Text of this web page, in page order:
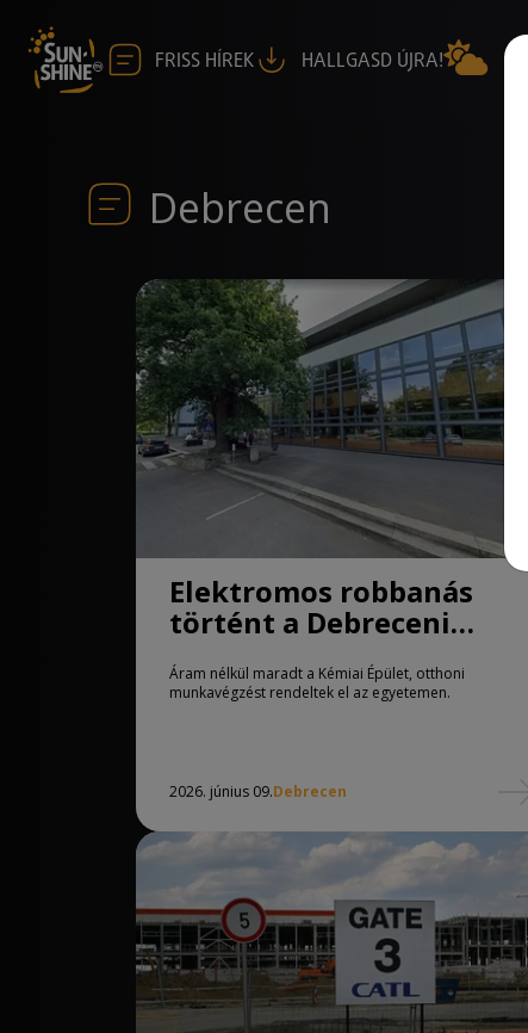
FRISS HÍREK HALLGASD ÚJRA!
Debrecen
Elektromos robbanás
történt a Debreceni
Épületében
Áram nélkül maradt a Kémiai Épület, otthoni
munkavégzést rendeltek el az egyetemen.
2026. június 09.Debrecen